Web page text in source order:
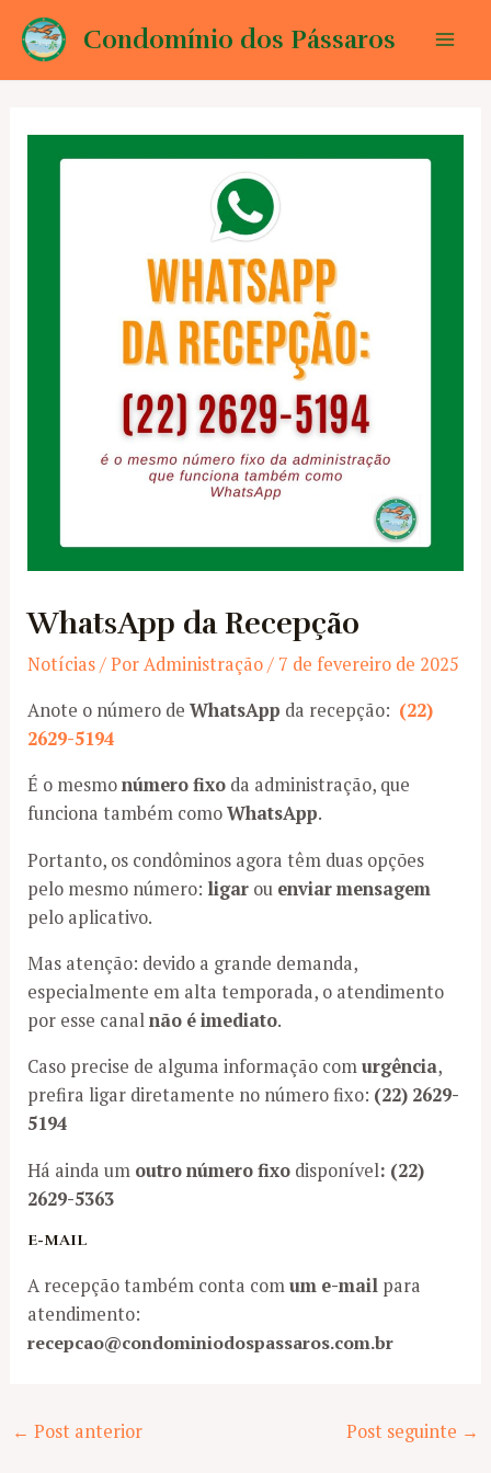
para
Condomínio dos Pássaros
WhatsApp da Recepção
Notícias/ PorAdministração/ 7 de fevereiro de 2025
Anote o número deWhatsApp da recepção: (22)
2629-5194
É o mesmonúmero fixo da administração, que
funciona também comoWhatsApp.
Portanto, os condôminos agora têm duas opções
pelo mesmo número: ligar ou enviar mensagem
pelo aplicativo.
Mas atenção: devido a grande demanda,
especialmente em alta temporada, o atendimento
por esse canalnão é imediato.
Caso precise de alguma informação comurgência,
prefira ligar diretamente no número fixo: (22) 2629-
5194
Há ainda um outro número fixo disponível: (22)
2629-5363
E-MAIL
A recepção também conta comum e-mail para
atendimento:
recepcao@condominiodospassaros.com.br
Post
← Post anterior Post seguinte →